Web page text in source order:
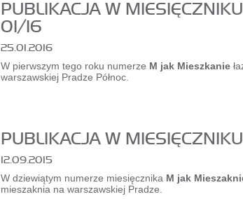
PUBLIKACJA W
01/16
25.01.2016
W pierwszym tego roku numerze M jak Mieszkanie
warszawskiej Pradze Północ.
PUBLIKACJA W
12.09.2015
W dziewiątym numerze miesięcznika M jak
mieszaknia na warszawskiej Pradze.